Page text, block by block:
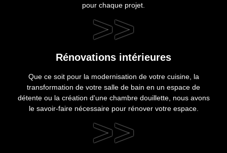
pour chaque projet.
>>
Rénovations intérieures
Que ce soit pour la modernisation de votre cuisine, la
transformation de votre salle de bain en un espace de
détente ou la création d'une chambre douillette, nous avons
le savoir-faire nécessaire pour rénover votre espace.
>>